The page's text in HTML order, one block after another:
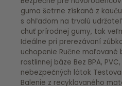
guma šetrne získaná z
s ohľadom na trvalú
chuť prírodnej gumy, tak
Ideálne pri prerezávaní
uchopenie Ručne
rastlinnej báze Bez BPA,
nebezpečných látok
Balenie z recyklovaného